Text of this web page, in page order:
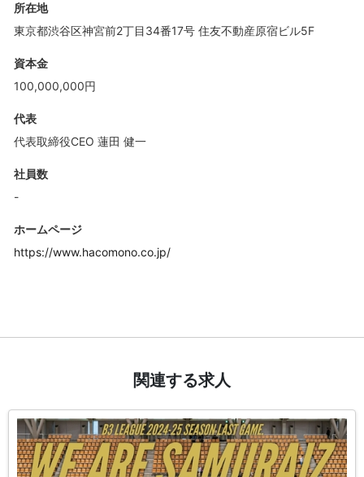
所在地
東京都渋谷区神宮前2丁目34番17号 住友不動産原宿ビル5F
資本金
100,000,000円
代表
代表取締役CEO 蓮田 健一
社員数
-
ホームページ
https://www.hacomono.co.jp/
関連する求人